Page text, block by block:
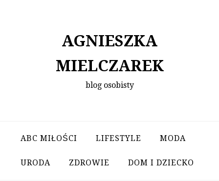
AGNIESZKA
MIELCZAREK
blog osobisty
ABC MIŁOŚCI LIFESTYLE MODA
URODA ZDROWIE DOM I DZIECKO